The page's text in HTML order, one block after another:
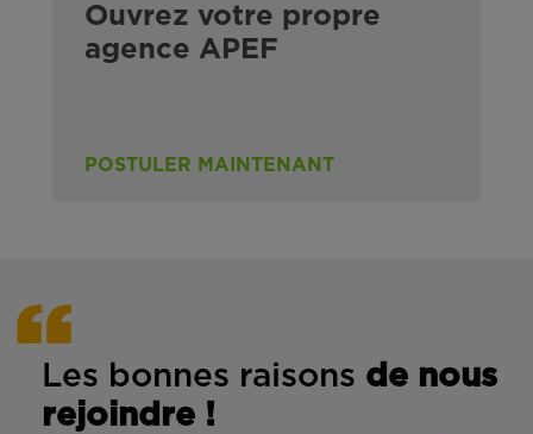
Ouvrez votre propre
agence APEF
POSTULER MAINTENANT
Les bonnes raisons de nous
rejoindre !